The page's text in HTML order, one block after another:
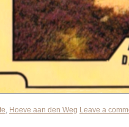
, Hoeve aan den Weg Leave a